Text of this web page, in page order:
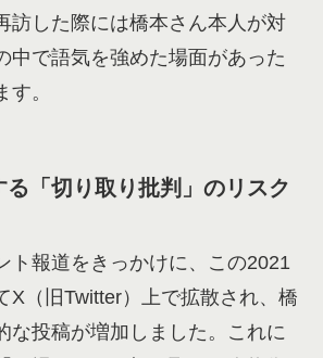
訪した際には橋本さん本人が対
中で語気を強めた場面があった
。
「切り取り批判」のリスク
ト報道をきっかけに、この2021
X（旧Twitter）上で拡散され、橋
な投稿が増加しました。これに